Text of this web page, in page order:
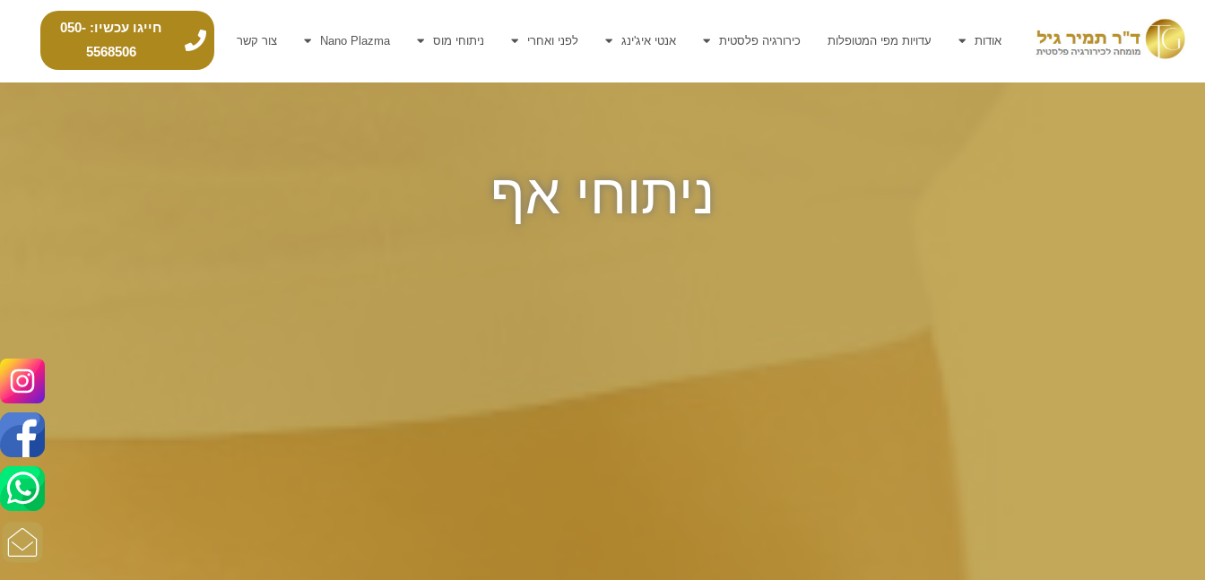
אודות עדויות מפי המטופלות כירורגיה פלסטית אנטי איג'ינג לפני ואחרי ניתוחי מוס Nano Plazma צור קשר
חייגו עכשיו: 050-
5568506
ניתוחי אף